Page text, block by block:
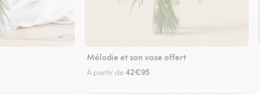
Mélodie et son vase offert
À partir de42€95